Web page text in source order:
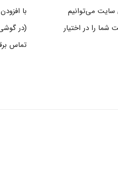
می‌توانیم
را در اختیار
با
(در
تماس